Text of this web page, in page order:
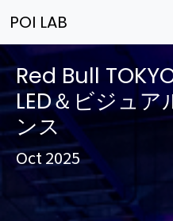
POI LAB
Red Bull
LED＆ビジュ
ンス
Oct 2025